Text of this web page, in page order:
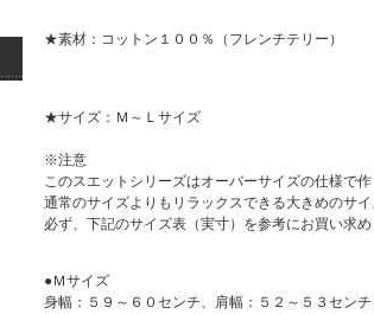
★素材：コットン１００％（フレンチテリー）
★サイズ：Ｍ～Ｌサイズ
※注意
このスエットシリーズはオーバーサイズの仕様で
通常のサイズよりもリラックスできる大きめのサイ
必ず、下記のサイズ表（実寸）を参考にお買い求め
●Ｍサイズ
身幅：５９～６０センチ、肩幅：５２～５３センチ